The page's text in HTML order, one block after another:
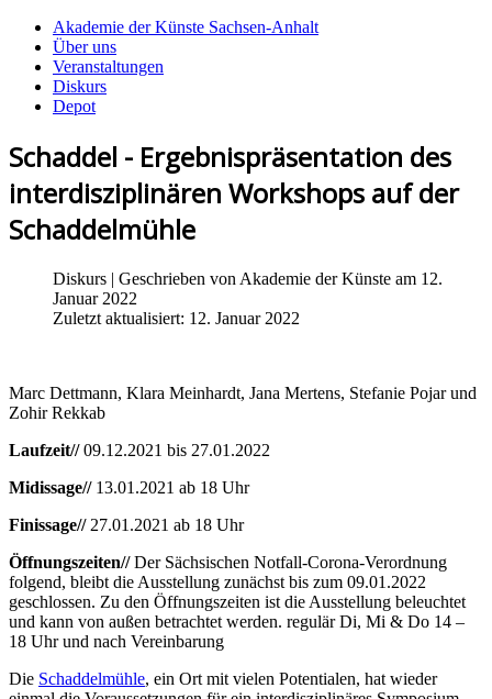
Akademie der Künste Sachsen-Anhalt
Über uns
Veranstaltungen
Diskurs
Depot
Schaddel - Ergebnispräsentation des
interdisziplinären Workshops auf der
Schaddelmühle
Diskurs | Geschrieben von Akademie der Künste am 12.
Januar 2022
Zuletzt aktualisiert: 12. Januar 2022
Marc Dettmann, Klara Meinhardt, Jana Mertens, Stefanie Pojar und
Zohir Rekkab
Laufzeit//09.12.2021 bis 27.01.2022
Midissage//13.01.2021 ab 18 Uhr
Finissage//27.01.2021 ab 18 Uhr
Öffnungszeiten//Der Sächsischen Notfall-Corona-Verordnung
folgend, bleibt die Ausstellung zunächst bis zum 09.01.2022
geschlossen. Zu den Öffnungszeiten ist die Ausstellung beleuchtet
und kann von außen betrachtet werden. regulär Di, Mi & Do 14 –
18 Uhr und nach Vereinbarung
Die Schaddelmühle, ein Ort mit vielen Potentialen, hat wieder